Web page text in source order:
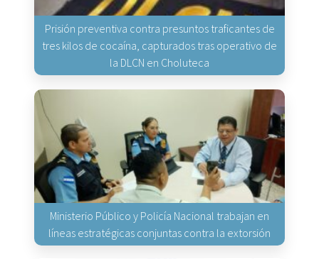
Prisión preventiva contra presuntos traficantes de
tres kilos de cocaína, capturados tras operativo de
la DLCN en Choluteca
Ministerio Público y Policía Nacional trabajan en
líneas estratégicas conjuntas contra la extorsión